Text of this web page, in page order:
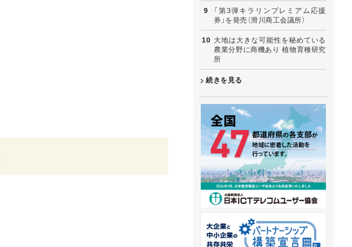
「第3弾キラリンプレミアム応援
券」を発売（滑川商工会議所）
大地は大きな可能性を秘めている
農業分野に商機あり 植物育種研究
所
続きを見る